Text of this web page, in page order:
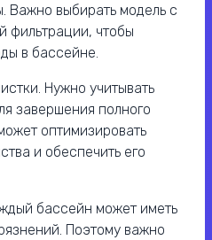
Важно выбирать модель с
фильтрации, чтобы
в бассейне.
Нужно учитывать
завершения полного
оптимизировать
и обеспечить его
бассейн может иметь
Поэтому важно